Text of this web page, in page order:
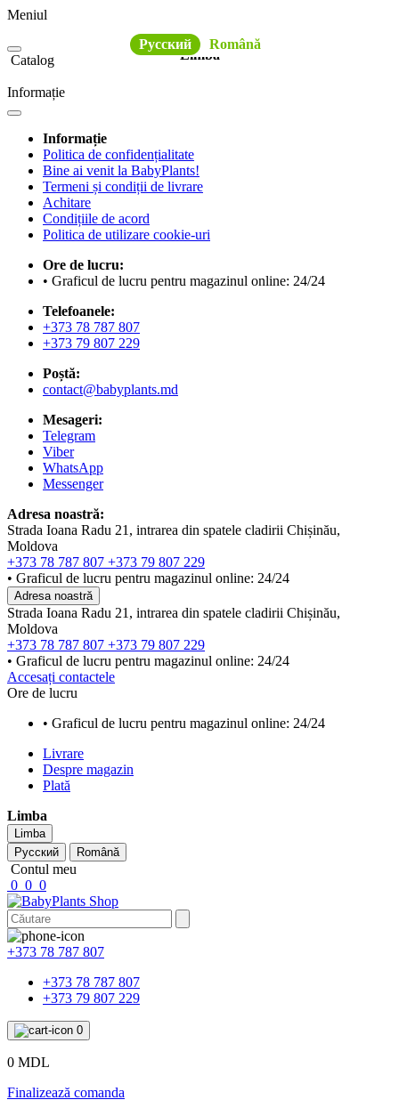
Meniul
Limba
Русский
Română
Catalog
Informație
Informație
Politica de confidențialitate
Bine ai venit la BabyPlants!
Termeni și condiții de livrare
Achitare
Condițiile de acord
Politica de utilizare cookie-uri
Ore de lucru:
• Graficul de lucru pentru magazinul online: 24/24
Telefoanele:
+373 78 787 807
+373 79 807 229
Poștă:
contact@babyplants.md
Mesageri:
Telegram
Viber
WhatsApp
Messenger
Adresa noastră:
Strada Ioana Radu 21, intrarea din spatele cladirii Chișinău,
Moldova
+373 78 787 807 +373 79 807 229
• Graficul de lucru pentru magazinul online: 24/24
Adresa noastră
Strada Ioana Radu 21, intrarea din spatele cladirii Chișinău,
Moldova
+373 78 787 807 +373 79 807 229
• Graficul de lucru pentru magazinul online: 24/24
Accesați contactele
Ore de lucru
• Graficul de lucru pentru magazinul online: 24/24
Livrare
Despre magazin
Plată
Limba
Limba
Русский
Română
Contul meu
0 0 0
+373 78 787 807
+373 78 787 807
+373 79 807 229
0
0 MDL
Finalizează comanda